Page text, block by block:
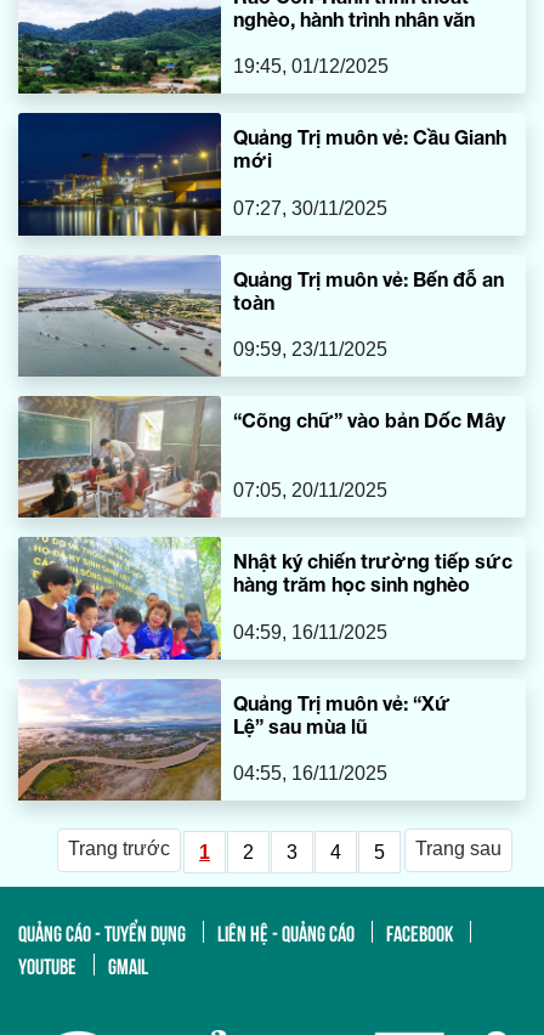
nghèo, hành trình nhân văn
19:45, 01/12/2025
Quảng Trị muôn vẻ: Cầu Gianh
mới
07:27, 30/11/2025
Quảng Trị muôn vẻ: Bến đỗ an
toàn
09:59, 23/11/2025
“Cõng chữ” vào bản Dốc Mây
07:05, 20/11/2025
Nhật ký chiến trường tiếp sức
hàng trăm học sinh nghèo
04:59, 16/11/2025
Quảng Trị muôn vẻ: “Xứ
Lệ” sau mùa lũ
04:55, 16/11/2025
Trang trước 1 2 3 4 5 Trang sau
QUẢNG CÁO - TUYỂN DỤNG LIÊN HỆ - QUẢNG CÁO
FACEBOOK
YOUTUBE
GMAIL